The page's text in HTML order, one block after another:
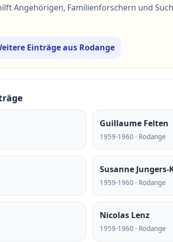
Angehörigen, Familienforschern und
Einträge aus Rodange
Guillaume Felten
1959-1960 · Rodange
Susanne Jungers-
1959-1960 · Rodange
Nicolas Lenz
1959-1960 · Rodange